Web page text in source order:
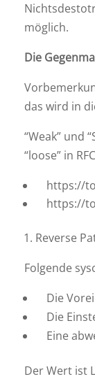
möglich.
Die
das wird in
“Weak” und
“loose” in
https://
https://
Reverse
Folgende
Die
Die
Eine
Der Wert ist